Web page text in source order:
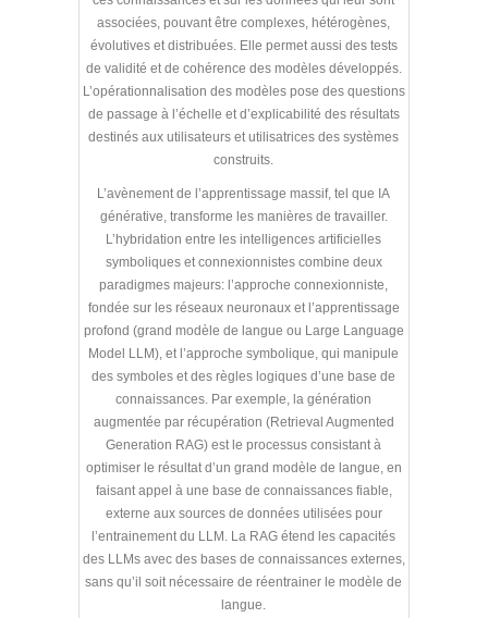
associées, pouvant être complexes, hétérogènes,
évolutives et distribuées. Elle permet aussi des tests
de validité et de cohérence des modèles développés.
L’opérationnalisation des modèles pose des questions
de passage à l’échelle et d’explicabilité des résultats
destinés aux utilisateurs et utilisatrices des systèmes
construits.
L’avènement de l’apprentissage massif, tel que IA
générative, transforme les manières de travailler.
L’hybridation entre les intelligences artificielles
symboliques et connexionnistes combine deux
paradigmes majeurs: l’approche connexionniste,
fondée sur les réseaux neuronaux et l’apprentissage
profond (grand modèle de langue ou Large Language
Model LLM), et l’approche symbolique, qui manipule
des symboles et des règles logiques d’une base de
connaissances. Par exemple, la génération
augmentée par récupération (Retrieval Augmented
Generation RAG) est le processus consistant à
optimiser le résultat d’un grand modèle de langue, en
faisant appel à une base de connaissances fiable,
externe aux sources de données utilisées pour
l’entrainement du LLM. La RAG étend les capacités
des LLMs avec des bases de connaissances externes,
sans qu’il soit nécessaire de réentrainer le modèle de
langue.